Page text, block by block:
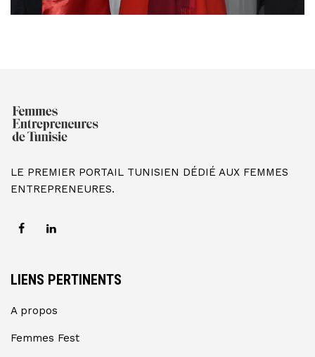
LE PREMIER PORTAIL TUNISIEN DÉDIÉ AUX FEMMES
ENTREPRENEURES.
LIENS PERTINENTS
A propos
Femmes Fest